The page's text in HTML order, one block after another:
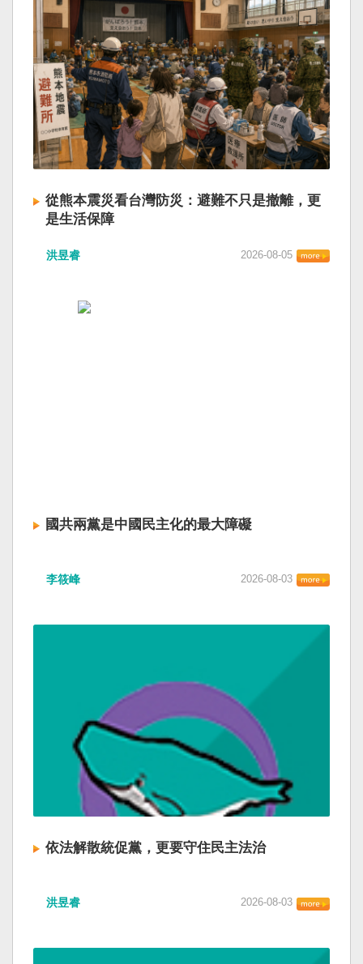
從熊本震災看台灣防災：避難不只是撤離，更
是生活保障
洪昱睿 2026-08-05
國共兩黨是中國民主化的最大障礙
李筱峰 2026-08-03
依法解散統促黨，更要守住民主法治
洪昱睿 2026-08-03